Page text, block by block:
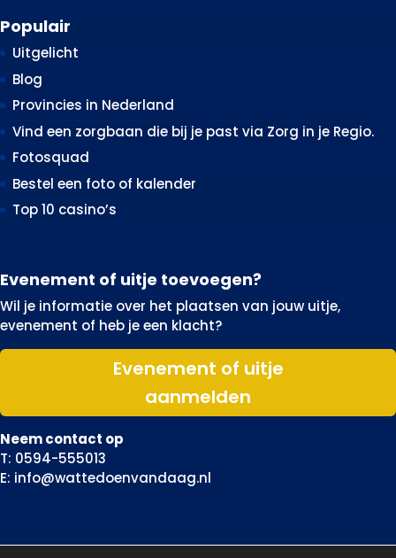
Populair
Uitgelicht
Blog
Provincies in Nederland
Vind een zorgbaan die bij je past via Zorg in je Regio.
Fotosquad
Bestel een foto of kalender
Top 10 casino’s
Evenement of uitje toevoegen?
Wil je informatie over het plaatsen van jouw uitje,
evenement of heb je een klacht?
Evenement of uitje
aanmelden
Neem contact op
T: 0594-555013
E: info@wattedoenvandaag.nl